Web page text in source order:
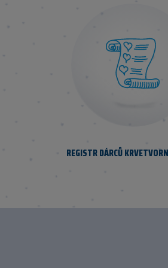
REGISTR DÁRCŮ